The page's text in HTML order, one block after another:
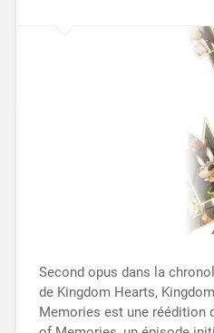
Second opus dans la
de Kingdom Hearts,
Memories est une réédition